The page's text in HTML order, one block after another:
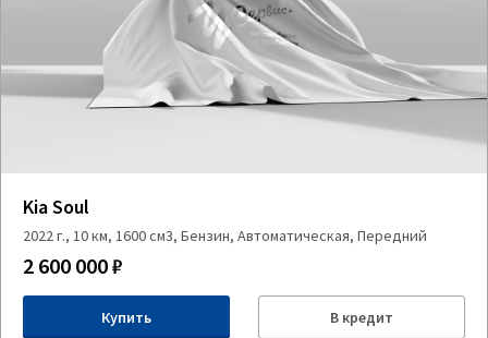
Kia Soul
2022 г., 10 км, 1600 см3, Бензин, Автоматическая, Передний
2 600 000 ₽
Купить В кредит